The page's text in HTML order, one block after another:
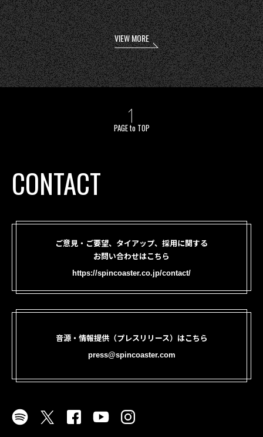
VIEW MORE
PAGE to TOP
CONTACT
ご意見・ご要望、タイアップ、採用に関する
お問い合わせはこちら
https://spincoaster.co.jp/contact/
音源・情報提供（プレスリリース）はこちら
press@spincoaster.com